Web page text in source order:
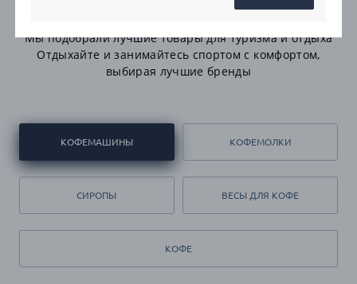
Мы подобрали лучшие товары для туризма и отдыха
Отдыхайте и занимайтесь спортом с комфортом,
выбирая лучшие бренды
КОФЕМАШИНЫ КОФЕМОЛКИ
СИРОПЫ ВЕСЫ ДЛЯ КОФЕ
КОФЕ